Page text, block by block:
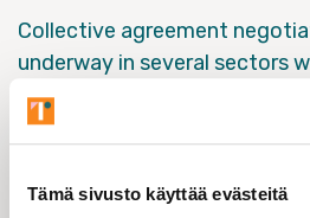
Tämä sivusto käyttää evästeitä
Collective agreement
underway in several sectors
the Union of Research
a good time to check
It is important that Research